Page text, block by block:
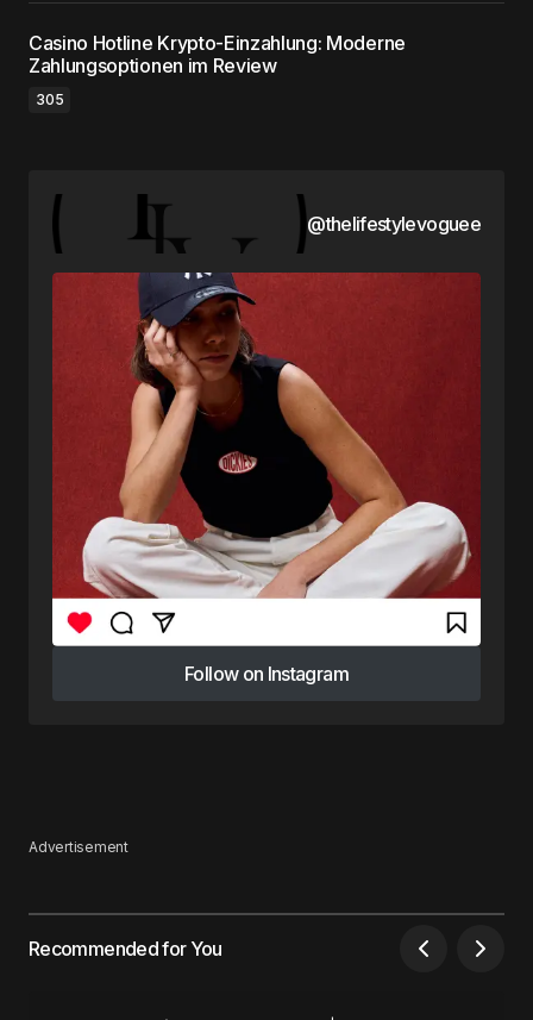
Casino Hotline Krypto-Einzahlung: Moderne
Zahlungsoptionen im Review
305
@thelifestylevoguee
Follow on Instagram
Follow on Instagram
Advertisement
Recommended for You